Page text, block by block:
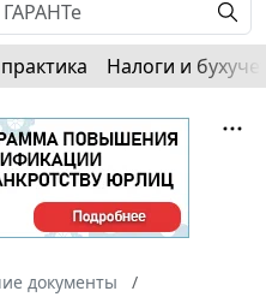
Налоги и
документы